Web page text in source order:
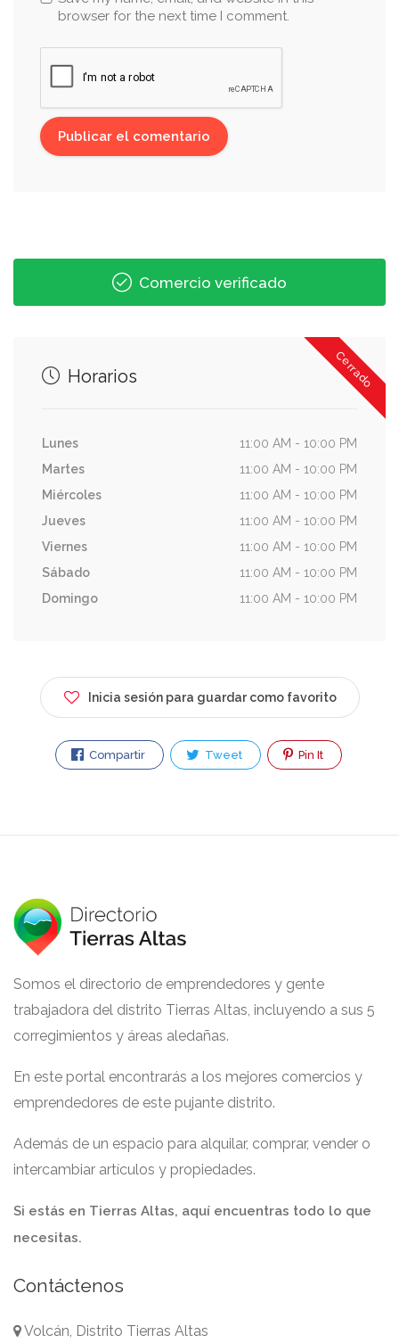
browser for the next time I comment.
Comercio verificado
Cerrado
Horarios
Lunes
11:00 AM - 10:00 PM
Martes
11:00 AM - 10:00 PM
Miércoles
11:00 AM - 10:00 PM
Jueves
11:00 AM - 10:00 PM
Viernes
11:00 AM - 10:00 PM
Sábado
11:00 AM - 10:00 PM
Domingo
11:00 AM - 10:00 PM
Inicia sesión para guardar como favorito
Compartir Tweet Pin It
Somos el directorio de emprendedores y gente
trabajadora del distrito Tierras Altas, incluyendo a sus 5
corregimientos y áreas aledañas.
En este portal encontrarás a los mejores comercios y
emprendedores de este pujante distrito.
Además de un espacio para alquilar, comprar, vender o
intercambiar artículos y propiedades.
Si estás en Tierras Altas, aquí encuentras todo lo que
necesitas.
Contáctenos
Volcán, Distrito Tierras Altas